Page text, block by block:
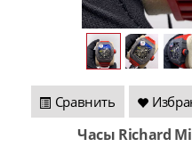
Сравнить
Часы Richard